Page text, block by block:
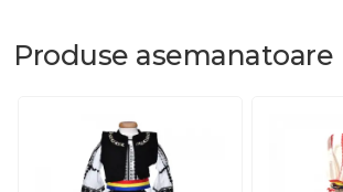
Produse asemanatoare